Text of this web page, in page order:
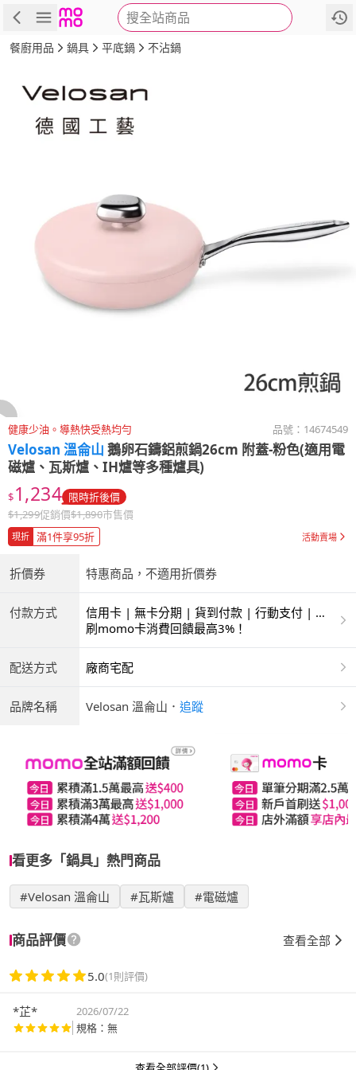
搜全站商品
商品 評價 詳情
餐廚用品 鍋具 平底鍋 不沾鍋
健康少油。導熱快受熱均勻 品號： 14674549
Velosan 溫侖山 鵝卵石鑄鋁煎鍋26cm 附蓋-粉色(適用電
磁爐、瓦斯爐、IH爐等多種爐具)
$1,234 限時折後價
$1,299促銷價$1,890市售價
現折 滿1件享95折 活動賣場
折價券 特惠商品，不適用折價券
付款方式
信用卡 | 無卡分期 | 貨到付款 | 行動支付 | 超
商付款 | ATM | 銀聯卡
刷momo卡消費回饋最高3%！
配送方式 廠商宅配
品牌名稱 Velosan 溫侖山 ． 追蹤
看更多「鍋具」熱門商品
#Velosan 溫侖山 #瓦斯爐 #電磁爐
商品評價 查看全部
5.0(1則評價)
*芷*
2026/07/22
規格：無